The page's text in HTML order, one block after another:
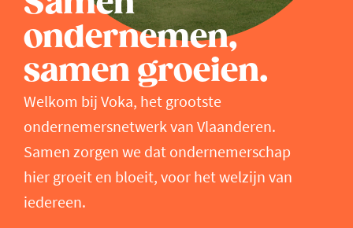
ondernemen,
samen groeien.
Welkom bij Voka, het grootste
ondernemersnetwerk van Vlaanderen.
Samen zorgen we dat ondernemerschap
hier groeit en bloeit, voor het welzijn van
iedereen.